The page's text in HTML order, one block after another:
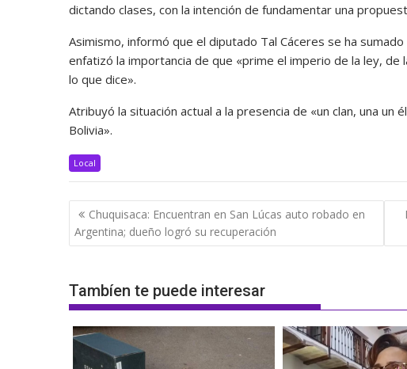
dictando clases, con la intención de fundamentar una
Asimismo, informó que el diputado Tal Cáceres se ha
enfatizó la importancia de que «prime el imperio de la ley,
lo que dice».
Atribuyó la situación actual a la presencia de «un clan, una
Bolivia».
Local
Navegación
de
entradas
Chuquisaca: Encuentran en San Lúcas auto robado en
Argentina; dueño logró su recuperación
Tambíen te puede interesar